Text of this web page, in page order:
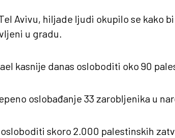
Avivu, hiljade ljudi okupilo se kako
u gradu.
kasnije danas osloboditi oko 90
oslobađanje 33 zarobljenika u
skoro 2.000 palestinskih